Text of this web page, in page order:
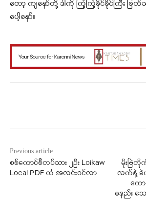
တော့ ကျနော်တို့ ဒါကို ကြံ့ကြံ့ခိုင်ခိုင်ကြီး ဖြ
ပေါ့နော်။
Previous article
စစ်ကောင်စီတပ်သား ၂ဦး Loikaw
Local PDF ထံ အလင်းဝင်လာ
မိုးဗြဲ
လက်နဲ့ ခဲယ
ကေ
မနည်း သ